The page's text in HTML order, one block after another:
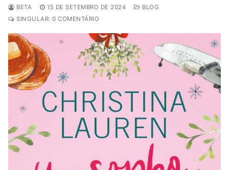
BETA 15 DE SETEMBRO DE 2024
BLOG
SINGULAR: 0 COMENTÁRIO